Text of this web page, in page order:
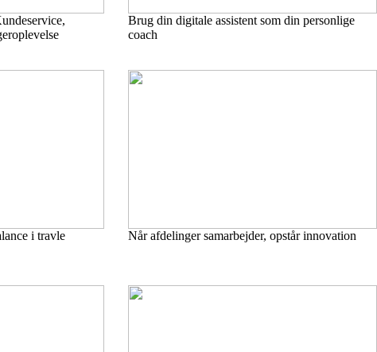
Brug din digitale assistent som din personlige
coach
i travle
Når afdelinger samarbejder, opstår innovation